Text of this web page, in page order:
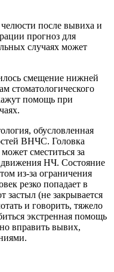
после вывиха и
прогноз для
случаях может
смещение нижней
стоматологического
помощь при
обусловленная
ВНЧС. Головка
сместиться за
движения НЧ. Состояние
из-за ограничения
резко попадает в
(не закрывается
и говорить, тяжело
экстренная помощь
вправить вывих,